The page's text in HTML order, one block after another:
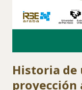
Historia